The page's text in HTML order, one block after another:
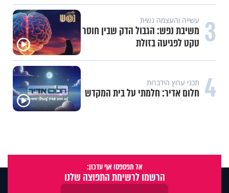
3 עשייה והעצמה נשית
משיבת נפש: הגבול הדק שבין חוסר
טקט לפגיעה בזולת
4 תכני ערוץ הידברות
חלום אדיר: חלמתי על בית המקדש
אל תפספסו אף עדכון:
הרשמו לרשימת התפוצה שלנו